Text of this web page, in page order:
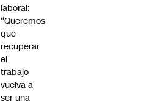
laboral:
“Queremos
que
recuperar
el
trabajo
vuelva a
ser una